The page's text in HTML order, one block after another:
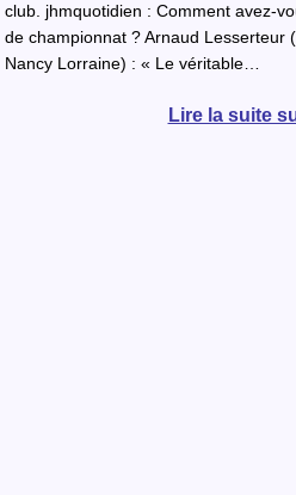
club. jhmquotidien : Comment avez-
de championnat ? Arnaud Lesserteur
Nancy Lorraine) : « Le véritable…
Lire la suite